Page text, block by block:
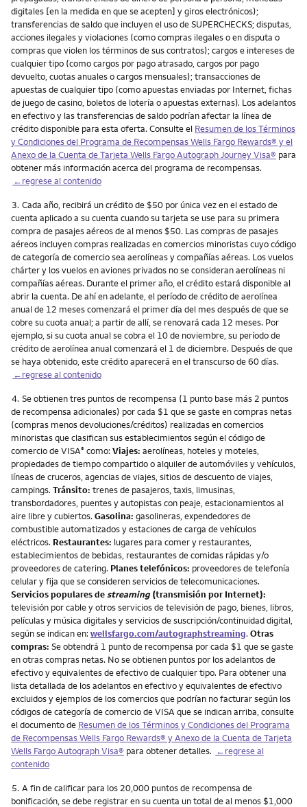
digitales [en la medida en que se acepten] y giros electrónicos);
transferencias de saldo que incluyen el uso de SUPERCHECKS; disputas,
acciones ilegales y violaciones (como compras ilegales o en disputa o
compras que violen los términos de sus contratos); cargos e intereses de
cualquier tipo (como cargos por pago atrasado, cargos por pago
devuelto, cuotas anuales o cargos mensuales); transacciones de
apuestas de cualquier tipo (como apuestas enviadas por Internet, fichas
de juego de casino, boletos de lotería o apuestas externas). Los adelantos
en efectivo y las transferencias de saldo podrían afectar la línea de
crédito disponible para esta oferta. Consulte el Resumen de los Términos
y Condiciones del Programa de Recompensas Wells Fargo Rewards® y el
Anexo de la Cuenta de Tarjeta Wells Fargo Autograph Journey Visa® para
obtener más información acerca del programa de recompensas.
←regrese al contenido
Nota
3. Cada año, recibirá un crédito de $50 por única vez en el estado de
cuenta aplicado a su cuenta cuando su tarjeta se use para su primera
compra de pasajes aéreos de al menos $50. Las compras de pasajes
aéreos incluyen compras realizadas en comercios minoristas cuyo código
de categoría de comercio sea aerolíneas y compañías aéreas. Los vuelos
chárter y los vuelos en aviones privados no se consideran aerolíneas ni
compañías aéreas. Durante el primer año, el crédito estará disponible al
abrir la cuenta. De ahí en adelante, el período de crédito de aerolínea
anual de 12 meses comenzará el primer día del mes después de que se
cobre su cuota anual; a partir de allí, se renovará cada 12 meses. Por
ejemplo, si su cuota anual se cobra el 10 de noviembre, su período de
crédito de aerolínea anual comenzará el 1 de diciembre. Después de que
se haya obtenido, este crédito aparecerá en el transcurso de 60 días.
←regrese al contenido
Nota
4. Se obtienen tres puntos de recompensa (1 punto base más 2 puntos
de recompensa adicionales) por cada $1 que se gaste en compras netas
(compras menos devoluciones/créditos) realizadas en comercios
minoristas que clasifican sus establecimientos según el código de
comercio de VISA® como: Viajes: aerolíneas, hoteles y moteles,
propiedades de tiempo compartido o alquiler de automóviles y vehículos,
líneas de cruceros, agencias de viajes, sitios de descuento de viajes,
campings. Tránsito: trenes de pasajeros, taxis, limusinas,
transbordadores, puentes y autopistas con peaje, estacionamientos al
aire libre y cubiertos. Gasolina: gasolineras, expendedores de
combustible automatizados y estaciones de carga de vehículos
eléctricos. Restaurantes: lugares para comer y restaurantes,
establecimientos de bebidas, restaurantes de comidas rápidas y/o
proveedores de catering. Planes telefónicos: proveedores de telefonía
celular y fija que se consideren servicios de telecomunicaciones.
Servicios populares de streaming (transmisión por Internet):
televisión por cable y otros servicios de televisión de pago, bienes, libros,
películas y música digitales y servicios de suscripción/continuidad digital,
según se indican en: wellsfargo.com/autographstreaming. Otras
compras: Se obtendrá 1 punto de recompensa por cada $1 que se gaste
en otras compras netas. No se obtienen puntos por los adelantos de
efectivo y equivalentes de efectivo de cualquier tipo. Para obtener una
lista detallada de los adelantos en efectivo y equivalentes de efectivo
excluidos y ejemplos de los comercios que podrían no facturar según los
códigos de categoría de comercio de VISA que se indican arriba, consulte
el documento de Resumen de los Términos y Condiciones del Programa
de Recompensas Wells Fargo Rewards® y Anexo de la Cuenta de Tarjeta
Wells Fargo Autograph Visa® para obtener detalles. ←regrese al
contenido
Nota
5. A fin de calificar para los 20,000 puntos de recompensa de
bonificación, se debe registrar en su cuenta un total de al menos $1,000